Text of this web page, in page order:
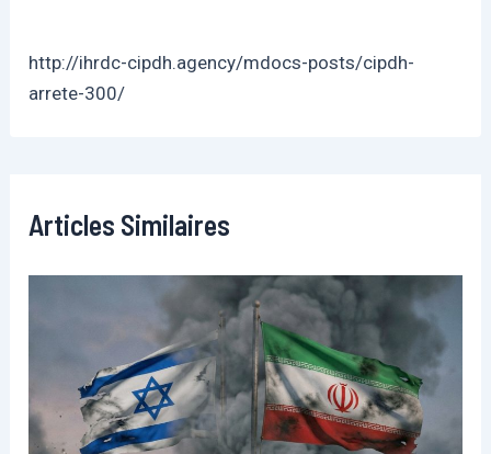
http://ihrdc-cipdh.agency/mdocs-posts/cipdh-
arrete-300/
Articles Similaires